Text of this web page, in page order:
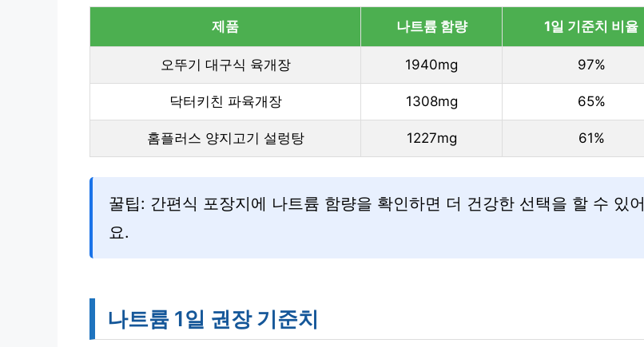
제품 나트륨 함량 1일 기준치 비율
오뚜기 대구식 육개장 1940mg 97%
닥터키친 파육개장 1308mg 65%
홈플러스 양지고기 설렁탕 1227mg 61%
꿀팁: 간편식 포장지에 나트륨 함량을 확인하면 더 건강한 선택을 할 수 있어
요.
나트륨 1일 권장 기준치